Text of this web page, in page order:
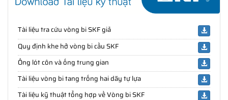
Tài liệu tra cứu vòng bi SKF giả
Quy định khe hở vòng bi cầu SKF
Ống lót côn và ống trung gian
Tài liệu vòng bi tang trống hai dãy tự lựa
Tài liệu kỹ thuật tổng hợp về Vòng bi SKF